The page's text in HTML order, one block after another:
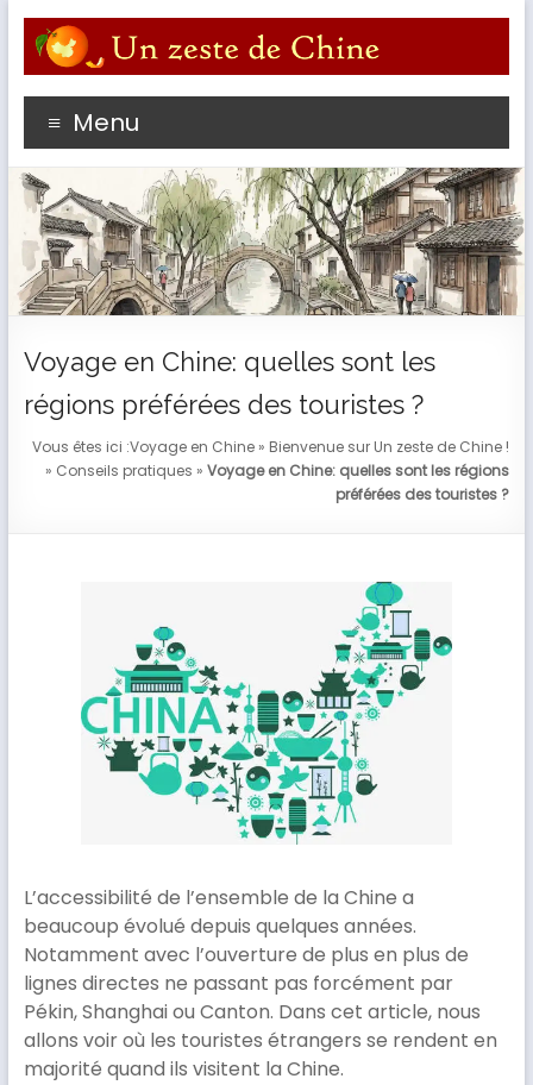
contenu
Profitez du meilleur de votre séjour en Chine avec un
Menu
Voyage en Chine: quelles sont les
régions préférées des touristes ?
Vous êtes ici :Voyage en Chine » Bienvenue sur Un zeste de Chine !
» Conseils pratiques »Voyage en Chine: quelles sont les régions
préférées des touristes ?
L’accessibilité de l’ensemble de la Chine a
beaucoup évolué depuis quelques années.
Notamment avec l’ouverture de plus en plus de
lignes directes ne passant pas forcément par
Pékin, Shanghai ou Canton. Dans cet article, nous
allons voir où les touristes étrangers se rendent en
majorité quand ils visitent la Chine.